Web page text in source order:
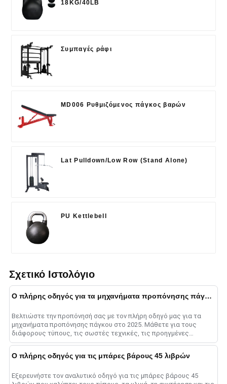
18KG/40LB
Συμπαγές ράφι
MD006 Ρυθμιζόμενος πάγκος βαρών
Lat Pulldown/Low Row (Stand Alone)
PU Kettlebell
Σχετικό Ιστολόγιο
Ο πλήρης οδηγός για τα μηχανήματα προπόνησης πάγκου το 2025
Βελτιώστε την προπόνησή σας με τον πλήρη οδηγό μας για τα
μηχανήματα προπόνησης πάγκου στο 2025. Μάθετε για τους
διάφορους τύπους, τις σωστές τεχνικές, τις προηγμένες
μεθόδους και το ......
Ο πλήρης οδηγός για τις μπάρες βάρους 45 λιβρών
Εξερευνήστε τον αναλυτικό οδηγό για τις μπάρες βάρους 45